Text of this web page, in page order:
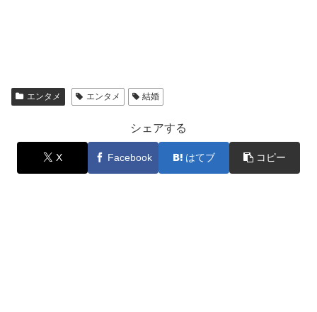
エンタメ エンタメ 結婚
シェアする
X Facebook はてブ コピー